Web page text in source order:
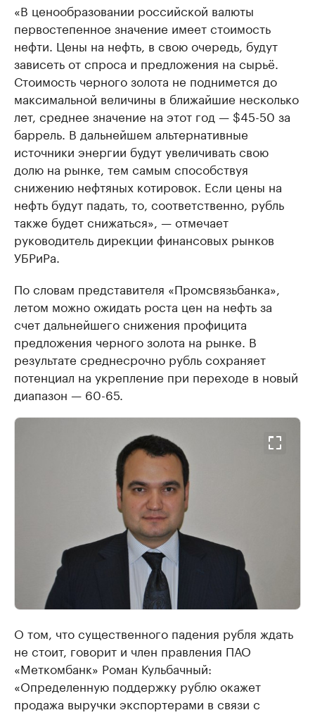
«В ценообразовании российской валюты
первостепенное значение имеет стоимость
нефти. Цены на нефть, в свою очередь, будут
зависеть от спроса и предложения на сырьё.
Стоимость черного золота не поднимется до
максимальной величины в ближайшие несколько
лет, среднее значение на этот год — $45-50 за
баррель. В дальнейшем альтернативные
источники энергии будут увеличивать свою
долю на рынке, тем самым способствуя
снижению нефтяных котировок. Если цены на
нефть будут падать, то, соответственно, рубль
также будет снижаться», — отмечает
руководитель дирекции финансовых рынков
УБРиРа.
По словам представителя «Промсвязьбанка»,
летом можно ожидать роста цен на нефть за
счет дальнейшего снижения профицита
предложения черного золота на рынке. В
результате среднесрочно рубль сохраняет
потенциал на укрепление при переходе в новый
диапазон — 60-65.
О том, что существенного падения рубля ждать
не стоит, говорит и член правления ПАО
«Меткомбанк» Роман Кульбачный:
«Определенную поддержку рублю окажет
продажа выручки экспортерами в связи с